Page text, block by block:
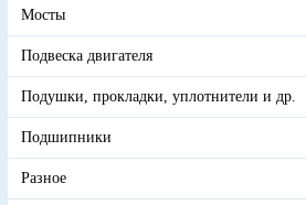
Мосты
Подвеска двигателя
Подушки, прокладки, уплотнители и др.
Подшипники
Разное